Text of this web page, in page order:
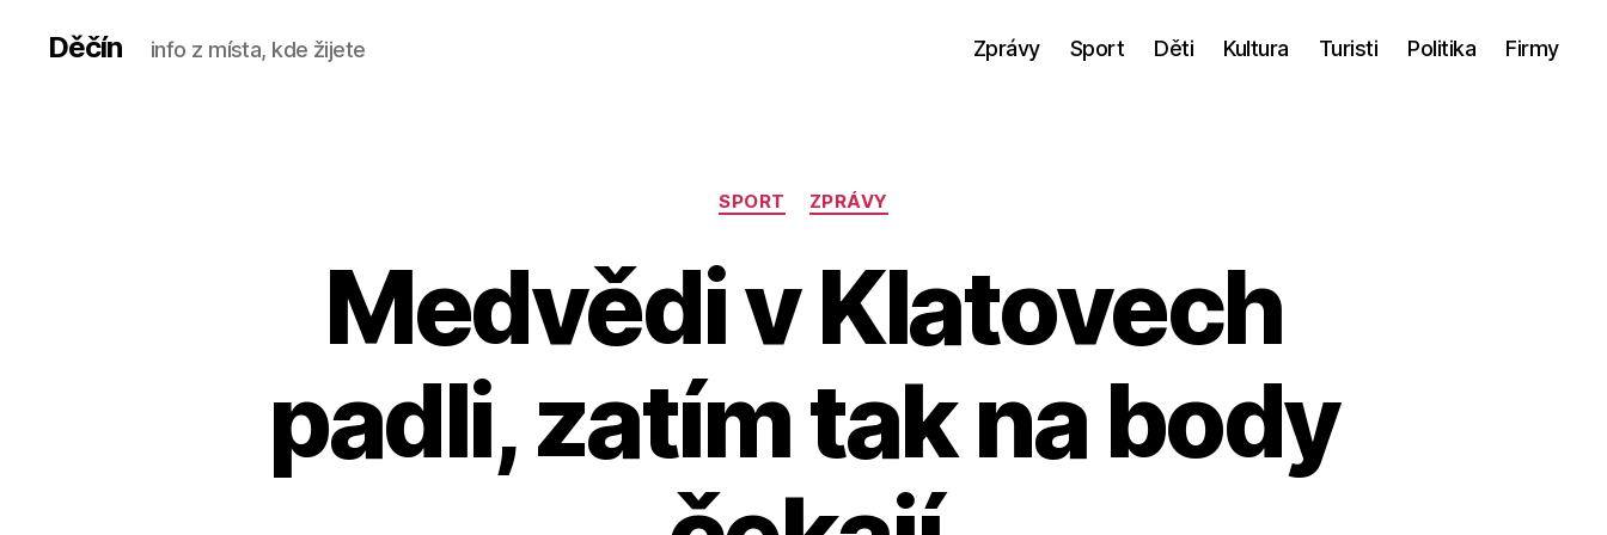
Děčín info z místa, kde žijete Zprávy Sport Děti Kultura Turisti Politika Firmy
Rubriky
SPORT ZPRÁVY
Medvědi v Klatovech
padli, zatím tak na body
u